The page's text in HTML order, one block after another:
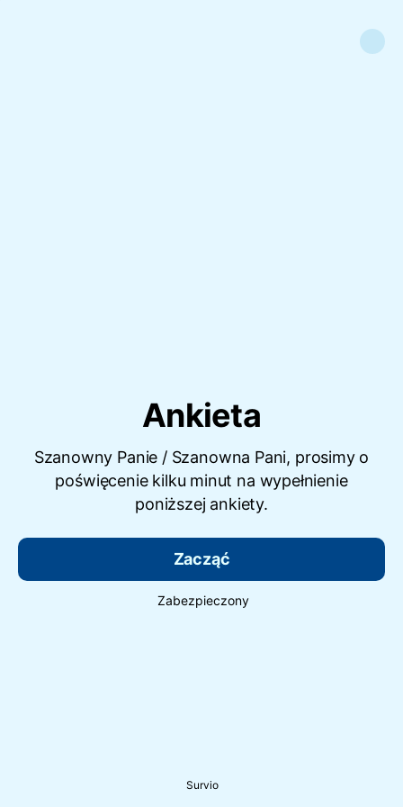
Ankieta
Szanowny Panie / Szanowna Pani, prosimy o
poświęcenie kilku minut na wypełnienie
poniższej ankiety.
Zacząć
Zabezpieczony
Survio